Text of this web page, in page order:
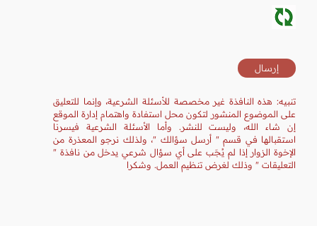
تنبيه: هذه النافذة غير مخصصة للأسئلة الشرعية، وإنما للتعليق
على الموضوع المنشور لتكون محل استفادة واهتمام إدارة الموقع
إن شاء الله، وليست للنشر. وأما الأسئلة الشرعية فيسرنا
استقبالها في قسم " أرسل سؤالك "، ولذلك نرجو المعذرة من
الإخوة الزوار إذا لم يُجَب على أي سؤال شرعي يدخل من نافذة "
التعليقات " وذلك لغرض تنظيم العمل. وشكرا